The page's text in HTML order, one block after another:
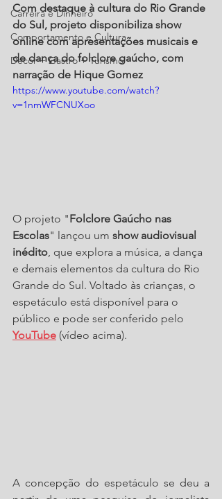
Carreira e Dinheiro
Comportamento e Cultura
Decor + Gastro + Turismo
Com destaque à cultura do Rio Grande
do Sul, projeto disponibiliza show
online com apresentações musicais e
de dança do folclore gaúcho, com
narração de Hique Gomez
https://www.youtube.com/watch?
v=1nmWFCNUXoo
O projeto "Folclore Gaúcho nas
Escolas" lançou um show audiovisual
inédito , que explora a música, a dança
e demais elementos da cultura do Rio
Grande do Sul. Voltado às crianças, o
espetáculo está disponível para o
público e pode ser conferido pelo
YouTube (vídeo acima).
A concepção do espetáculo se deu a